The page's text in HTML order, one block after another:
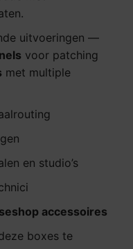
uitvoeringen —
voor patching
met multiple
en studio’s
accessoires
boxes te